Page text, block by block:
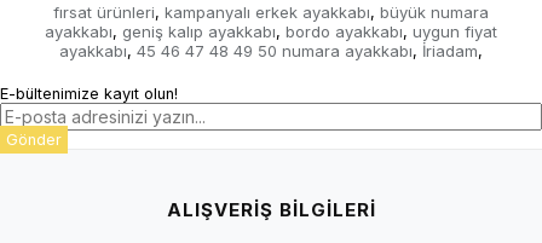
fırsat ürünleri, kampanyalı erkek ayakkabı, büyük numara
ayakkabı, geniş kalıp ayakkabı, bordo ayakkabı, uygun fiyat
ayakkabı, 45 46 47 48 49 50 numara ayakkabı, İriadam,
E-bültenimize kayıt olun!
Gönder
ALIŞVERİŞ BİLGİLERİ